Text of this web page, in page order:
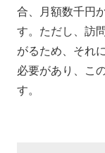
合、月額数千円
す。ただし、訪
がるため、それ
必要があり、こ
す。